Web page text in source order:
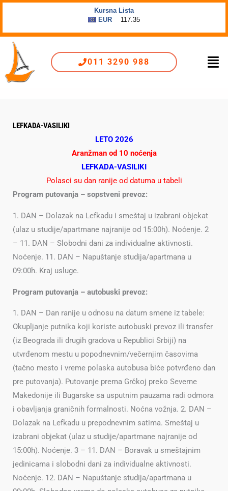
садржај
011 3290 988
LEFKADA-VASILIKI
LETO 2026
Aranžman od 10 noćenja
LEFKADA-VASILIKI
Polasci su dan ranije od datuma u tabeli
Program putovanja – sopstveni prevoz:
1. DAN – Dolazak na Lefkadu i smeštaj u izabrani objekat
(ulaz u studije/apartmane najranije od 15:00h). Noćenje. 2
– 11. DAN – Slobodni dani za individualne aktivnosti.
Noćenje. 11. DAN – Napuštanje studija/apartmana u
09:00h. Kraj usluge.
Program putovanja – autobuski prevoz:
1. DAN – Dan ranije u odnosu na datum smene iz tabele:
Okupljanje putnika koji koriste autobuski prevoz ili transfer
(iz Beograda ili drugih gradova u Republici Srbiji) na
utvrđenom mestu u popodnevnim/večernjim časovima
(tačno mesto i vreme polaska autobusa biće potvrđeno dan
pre putovanja). Putovanje prema Grčkoj preko Severne
Makedonije ili Bugarske sa usputnim pauzama radi odmora
i obavljanja graničnih formalnosti. Noćna vožnja. 2. DAN –
Dolazak na Lefkadu u prepodnevnim satima. Smeštaj u
izabrani objekat (ulaz u studije/apartmane najranije od
15:00h). Noćenje. 3 – 11. DAN – Boravak u smeštajnim
jedinicama i slobodni dani za individualne aktivnosti.
Noćenje. 12. DAN – Napuštanje studija/apartmana u